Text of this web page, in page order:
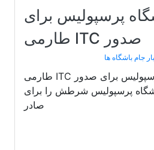
پرسپولیس برای
صدور ITC طارمی
جام باشگاه ها
شرط باشگاه پرسپولیس برای صدور ITC طارمی
پرسپولیس شرطش را برای
صادر